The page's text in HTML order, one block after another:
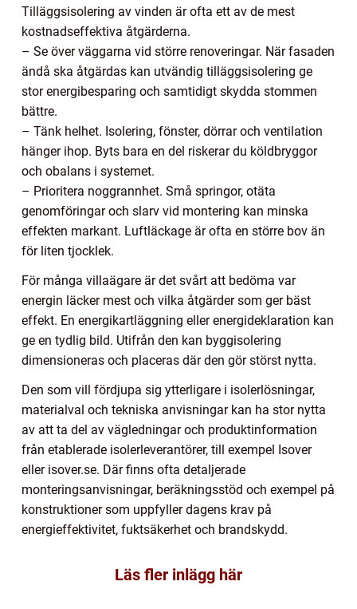
Tilläggsisolering av vinden är ofta ett av de mest
kostnadseffektiva åtgärderna.
– Se över väggarna vid större renoveringar. När fasaden
ändå ska åtgärdas kan utvändig tilläggsisolering ge
stor energibesparing och samtidigt skydda stommen
bättre.
– Tänk helhet. Isolering, fönster, dörrar och ventilation
hänger ihop. Byts bara en del riskerar du köldbryggor
och obalans i systemet.
– Prioritera noggrannhet. Små springor, otäta
genomföringar och slarv vid montering kan minska
effekten markant. Luftläckage är ofta en större bov än
för liten tjocklek.
För många villaägare är det svårt att bedöma var
energin läcker mest och vilka åtgärder som ger bäst
effekt. En energikartläggning eller energideklaration kan
ge en tydlig bild. Utifrån den kan byggisolering
dimensioneras och placeras där den gör störst nytta.
Den som vill fördjupa sig ytterligare i isolerlösningar,
materialval och tekniska anvisningar kan ha stor nytta
av att ta del av vägledningar och produktinformation
från etablerade isolerleverantörer, till exempel Isover
eller isover.se. Där finns ofta detaljerade
monteringsanvisningar, beräkningsstöd och exempel på
konstruktioner som uppfyller dagens krav på
energieffektivitet, fuktsäkerhet och brandskydd.
Läs fler inlägg här